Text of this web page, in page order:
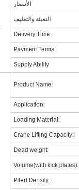
الأسعار
التعبئة والتغليف
Delivery Time
Payment Terms
Supply Ability
Product Name:
Application:
Loading Material:
Crane Lifting Capacity:
Dead weight:
Volume(with kick plates):
Piled Density: